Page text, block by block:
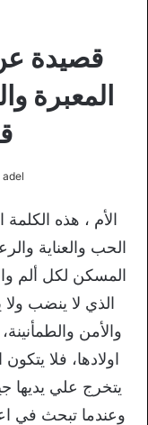
قصيدة عن
المعبرة
adel
الأم ، هذه
الحب والعناية
المسكن لكل ألم
الذي لا ينضب ولا
والأمن
اولادها، فلا
يتخرج علي يديها
وعندما تبحث في